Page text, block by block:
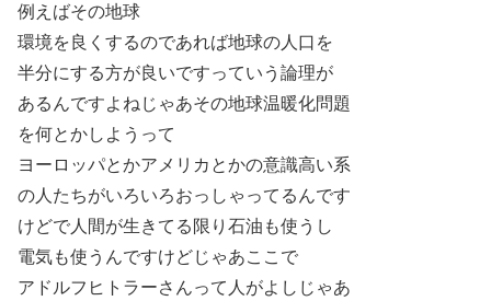
例えばその地球
環境を良くするのであれば地球の人口を
半分にする方が良いですっていう論理が
あるんですよねじゃあその地球温暖化問題
を何とかしようって
ヨーロッパとかアメリカとかの意識高い系
の人たちがいろいろおっしゃってるんです
けどで人間が生きてる限り石油も使うし
電気も使うんですけどじゃあここで
アドルフヒトラーさんって人がよしじゃあ